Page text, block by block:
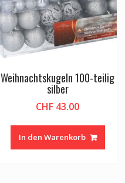
Weihnachtskugeln 100-teilig
silber
CHF 43.00
In den Warenkorb